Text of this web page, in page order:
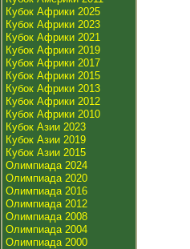
Кубок Африки 2025
Кубок Африки 2023
Кубок Африки 2021
Кубок Африки 2019
Кубок Африки 2017
Кубок Африки 2015
Кубок Африки 2013
Кубок Африки 2012
Кубок Африки 2010
Кубок Азии 2023
Кубок Азии 2019
Кубок Азии 2015
Олимпиада 2024
Олимпиада 2020
Олимпиада 2016
Олимпиада 2012
Олимпиада 2008
Олимпиада 2004
Олимпиада 2000